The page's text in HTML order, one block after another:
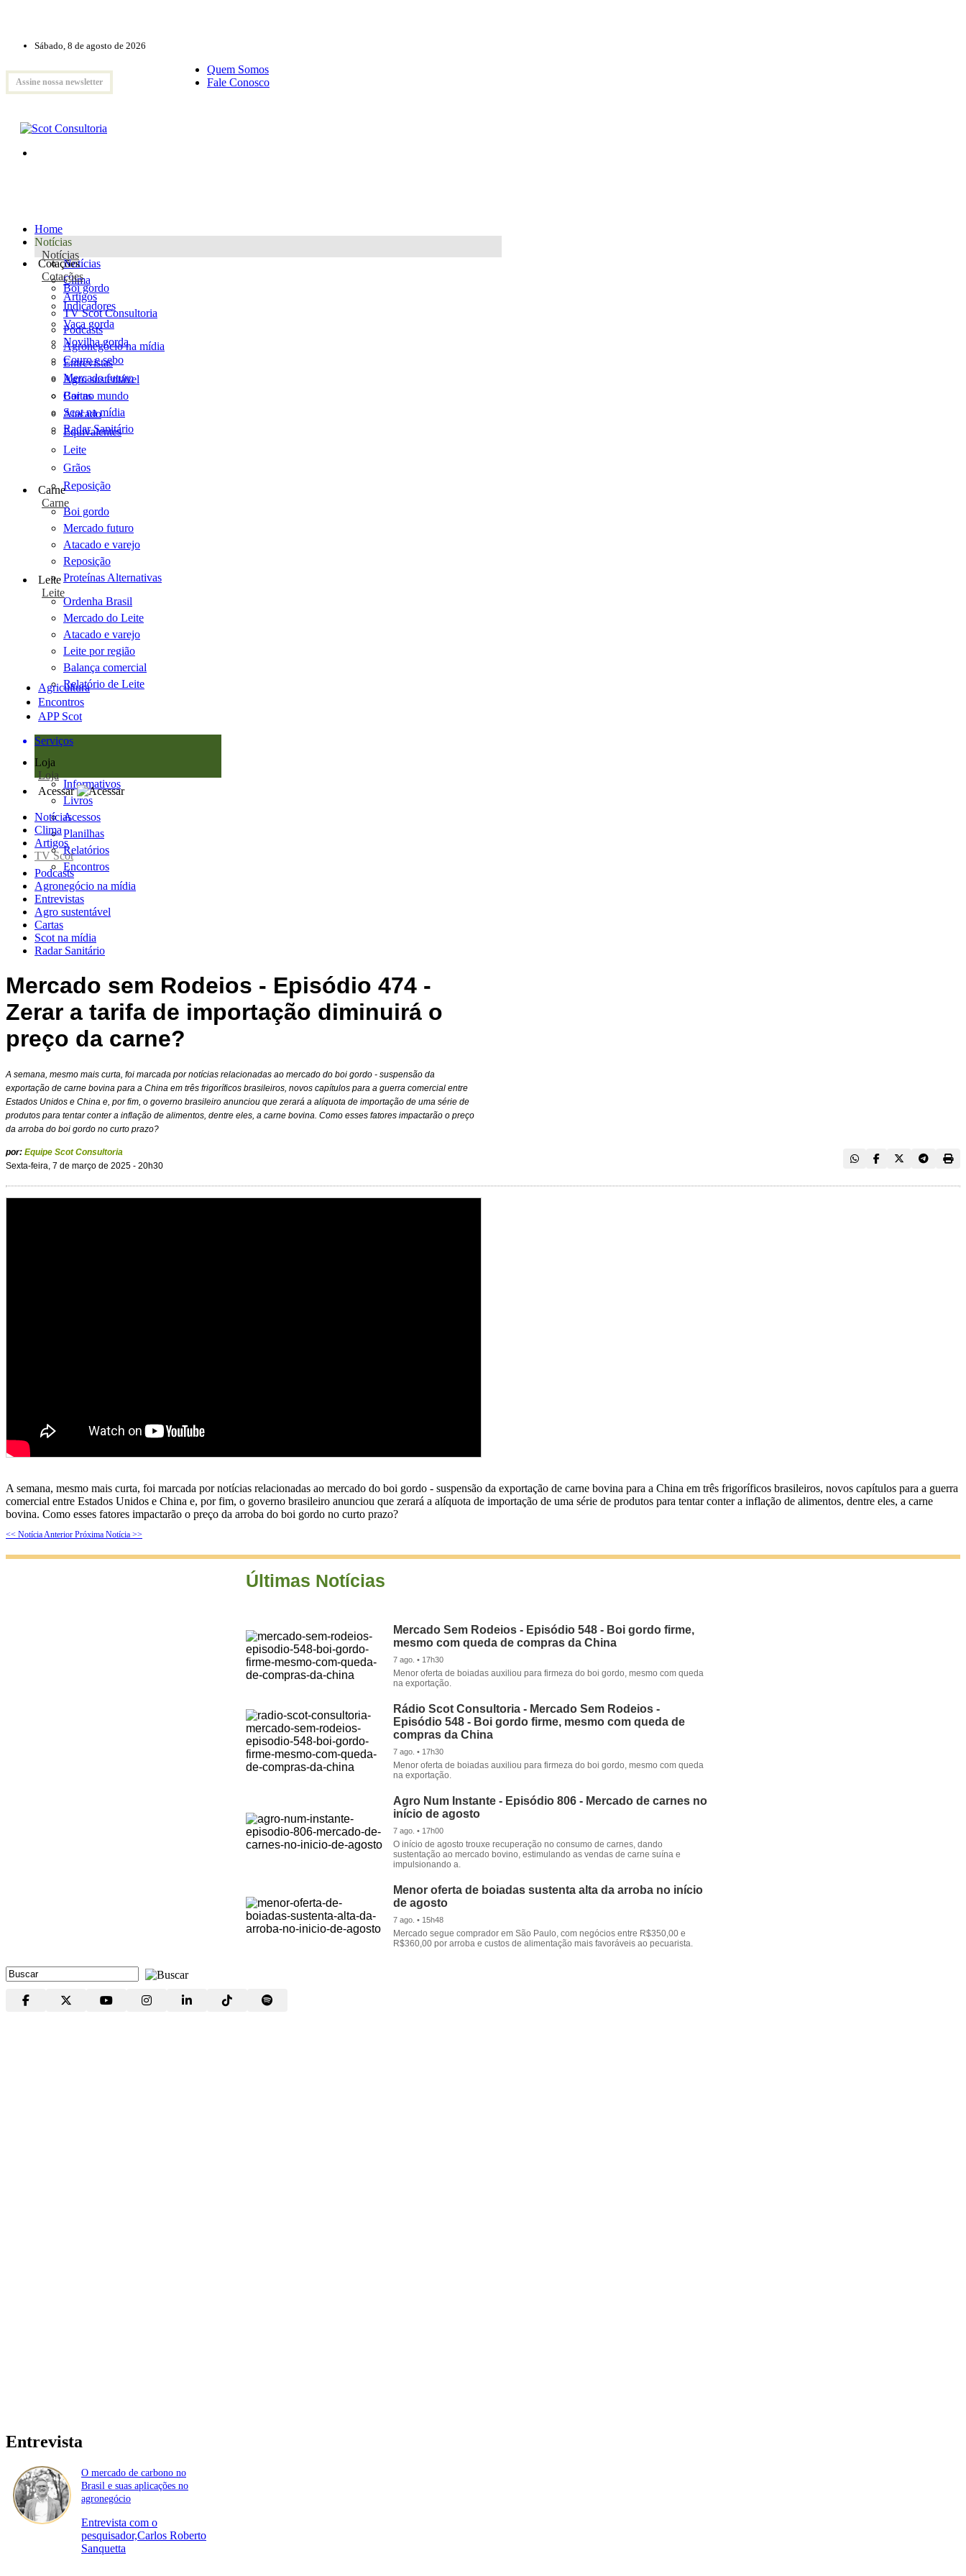
Sábado, 8 de agosto de 2026
Assine nossa newsletter
Quem Somos
Fale Conosco
Home
Notícias
Notícias
Notícias
Clima
Artigos
TV Scot Consultoria
Podcasts
Agronegócio na mídia
Entrevistas
Agro sustentável
Cartas
Scot na mídia
Radar Sanitário
Cotações
Cotações
Boi gordo
Indicadores
Vaca gorda
Novilha gorda
Couro e sebo
Mercado futuro
Boi no mundo
Atacado
Equivalentes
Leite
Grãos
Reposição
Carne
Carne
Boi gordo
Mercado futuro
Atacado e varejo
Reposição
Proteínas Alternativas
Leite
Leite
Ordenha Brasil
Mercado do Leite
Atacado e varejo
Leite por região
Balança comercial
Relatório de Leite
Agricultura
Encontros
APP Scot
Serviços
Loja
Loja
Informativos
Livros
Acessos
Planilhas
Relatórios
Encontros
Acessar
Notícias
Clima
Artigos
TV Scot
Podcasts
Agronegócio na mídia
Entrevistas
Agro sustentável
Cartas
Scot na mídia
Radar Sanitário
Mercado sem Rodeios - Episódio 474 -
Zerar a tarifa de importação diminuirá o
preço da carne?
A semana, mesmo mais curta, foi marcada por notícias relacionadas ao mercado do boi gordo - suspensão da
exportação de carne bovina para a China em três frigoríficos brasileiros, novos capítulos para a guerra comercial entre
Estados Unidos e China e, por fim, o governo brasileiro anunciou que zerará a alíquota de importação de uma série de
produtos para tentar conter a inflação de alimentos, dentre eles, a carne bovina. Como esses fatores impactarão o preço
da arroba do boi gordo no curto prazo?
por: Equipe Scot Consultoria
Sexta-feira, 7 de março de 2025 - 20h30
A semana, mesmo mais curta, foi marcada por notícias relacionadas ao mercado do boi gordo - suspensão da exportação de carne bovina para a China em três frigoríficos brasileiros, novos capítulos para a guerra
comercial entre Estados Unidos e China e, por fim, o governo brasileiro anunciou que zerará a alíquota de importação de uma série de produtos para tentar conter a inflação de alimentos, dentre eles, a carne
bovina. Como esses fatores impactarão o preço da arroba do boi gordo no curto prazo?
<< Notícia Anterior Próxima Notícia >>
Últimas Notícias
Mercado Sem Rodeios - Episódio 548 - Boi gordo firme,
mesmo com queda de compras da China
7 ago. • 17h30
Menor oferta de boiadas auxiliou para firmeza do boi gordo, mesmo com queda
na exportação.
Rádio Scot Consultoria - Mercado Sem Rodeios -
Episódio 548 - Boi gordo firme, mesmo com queda de
compras da China
7 ago. • 17h30
Menor oferta de boiadas auxiliou para firmeza do boi gordo, mesmo com queda
na exportação.
Agro Num Instante - Episódio 806 - Mercado de carnes no
início de agosto
7 ago. • 17h00
O início de agosto trouxe recuperação no consumo de carnes, dando
sustentação ao mercado bovino, estimulando as vendas de carne suína e
impulsionando a.
Menor oferta de boiadas sustenta alta da arroba no início
de agosto
7 ago. • 15h48
Mercado segue comprador em São Paulo, com negócios entre R$350,00 e
R$360,00 por arroba e custos de alimentação mais favoráveis ao pecuarista.
Entrevista
O mercado de carbono no
Brasil e suas aplicações no
agronegócio
Entrevista com o
pesquisador,Carlos Roberto
Sanquetta